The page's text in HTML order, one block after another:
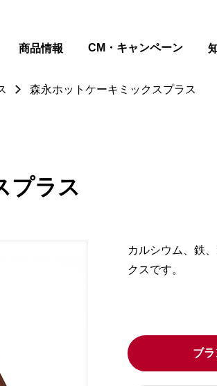
商品情報 CM・キャンペーン
森永ホットケーキミックスプラス
プラス
カルシウム、鉄
クスです。
ブ